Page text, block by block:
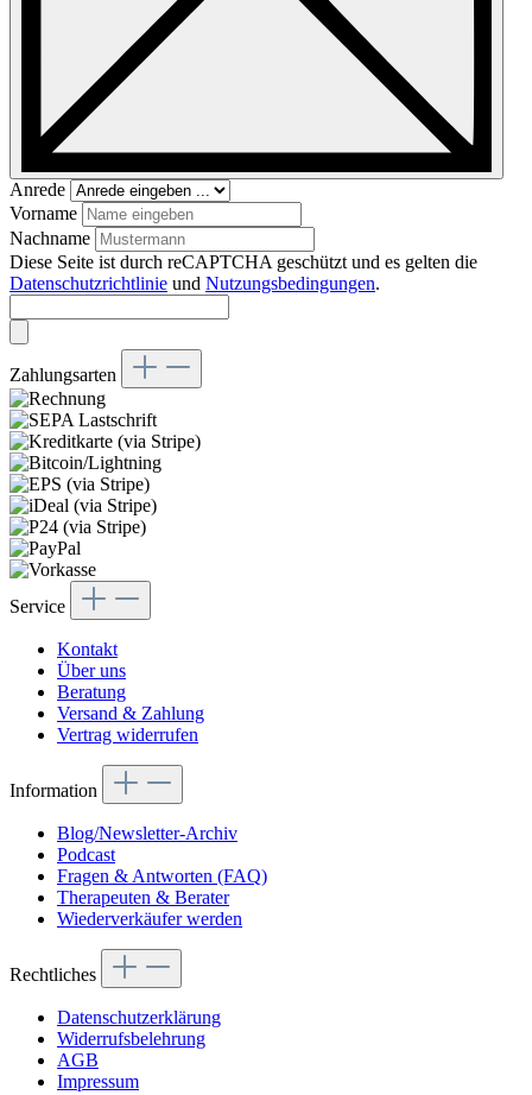
Anrede
Vorname
Nachname
Diese Seite ist durch reCAPTCHA geschützt und es gelten die
Datenschutzrichtlinie und Nutzungsbedingungen.
Zahlungsarten
Service
Kontakt
Über uns
Beratung
Versand & Zahlung
Vertrag widerrufen
Information
Blog/Newsletter-Archiv
Podcast
Fragen & Antworten (FAQ)
Therapeuten & Berater
Wiederverkäufer werden
Rechtliches
Datenschutzerklärung
Widerrufsbelehrung
AGB
Impressum